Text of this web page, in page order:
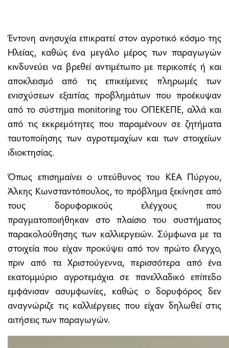
Έντονη ανησυχία επικρατεί στον αγροτικό κόσμο της
Ηλείας, καθώς ένα μεγάλο μέρος των παραγωγών
κινδυνεύει να βρεθεί αντιμέτωπο με περικοπές ή και
αποκλεισμό από τις επικείμενες πληρωμές των
ενισχύσεων εξαιτίας προβλημάτων που προέκυψαν
από το σύστημα monitoring του ΟΠΕΚΕΠΕ, αλλά και
από τις εκκρεμότητες που παραμένουν σε ζητήματα
ταυτοποίησης των αγροτεμαχίων και των στοιχείων
ιδιοκτησίας.
Όπως επισημαίνει ο υπεύθυνος του ΚΕΑ Πύργου,
Άλκης Κωνσταντόπουλος, το πρόβλημα ξεκίνησε από
τους δορυφορικούς ελέγχους που
πραγματοποιήθηκαν στο πλαίσιο του συστήματος
παρακολούθησης των καλλιεργειών. Σύμφωνα με τα
στοιχεία που είχαν προκύψει από τον πρώτο έλεγχο,
πριν από τα Χριστούγεννα, περισσότερα από ένα
εκατομμύριο αγροτεμάχια σε πανελλαδικό επίπεδο
εμφάνισαν ασυμφωνίες, καθώς ο δορυφόρος δεν
αναγνώριζε τις καλλιέργειες που είχαν δηλωθεί στις
αιτήσεις των παραγωγών.